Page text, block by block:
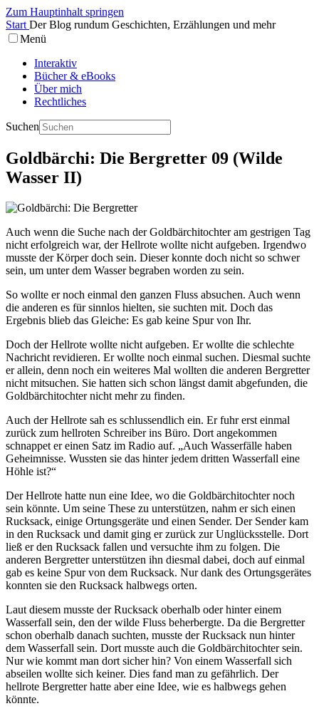
Zum Hauptinhalt springen
Start Der Blog rundum Geschichten, Erzählungen und mehr
Menü
Interaktiv
Bücher & eBooks
Über mich
Rechtliches
Suchen
Goldbärchi: Die Bergretter 09 (Wilde
Wasser II)
Auch wenn die Suche nach der Goldbärchitochter am gestrigen Tag
nicht erfolgreich war, der Hellrote wollte nicht aufgeben. Irgendwo
musste der Körper doch sein. Dieser konnte doch nicht so schwer
sein, um unter dem Wasser begraben worden zu sein.
So wollte er noch einmal den ganzen Fluss absuchen. Auch wenn
die anderen es für sinnlos hielten, sie suchten mit. Doch das
Ergebnis blieb das Gleiche: Es gab keine Spur von Ihr.
Doch der Hellrote wollte nicht aufgeben. Er wollte die schlechte
Nachricht revidieren. Er wollte noch einmal suchen. Diesmal suchte
er allein, denn noch ein weiteres Mal wollten die anderen Bergretter
nicht mitsuchen. Sie hatten sich schon längst damit abgefunden, die
Goldbärchitochter nicht mehr zu finden.
Auch der Hellrote sah es schlussendlich ein. Er fuhr erst einmal
zurück zum hellroten Schreiber ins Büro. Dort angekommen
schnappet er einen Satz im Radio auf. „Auch Wasserfälle haben
Geheimnisse. Wussten sie das hinter jedem dritten Wasserfall eine
Höhle ist?“
Der Hellrote hatte nun eine Idee, wo die Goldbärchitochter noch
sein könnte. Um seine These zu unterstützen, nahm er sich einen
Rucksack, einige Ortungsgeräte und einen Sender. Der Sender kam
in den Rucksack und damit ging er zurück zur Unglücksstelle. Dort
ließ er den Rucksack fallen und versuchte ihm zu folgen. Die
anderen Bergretter unterstützen ihn diesmal dabei, doch auf einmal
gab es keine Spur von dem Rucksack. Nur dank des Ortungsgerätes
konnten sie den Rucksack halbwegs orten.
Laut diesem musste der Rucksack oberhalb oder hinter einem
Wasserfall sein, den der wilde Fluss beherbergte. Da die Bergretter
schon oberhalb danach suchten, musste der Rucksack nun hinter
dem Wasserfall sein. Dort musste auch die Goldbärchitochter sein.
Nur wie kommt man dort sicher hin? Von einem Wasserfall sich
abseilen wollte sich keiner. Dies fand man zu gefährlich. Der
hellrote Bergretter hatte aber eine Idee, wie es halbwegs gehen
könnte.